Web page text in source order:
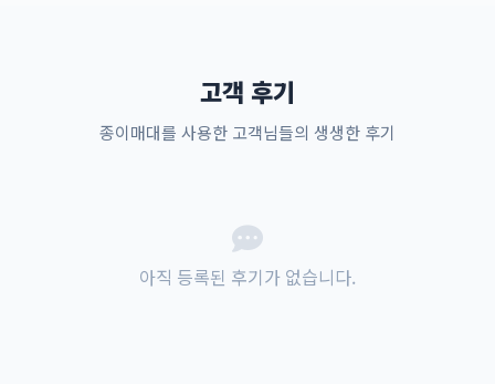
고객 후기
종이매대를 사용한 고객님들의 생생한 후기
아직 등록된 후기가 없습니다.